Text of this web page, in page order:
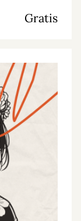
Gratis